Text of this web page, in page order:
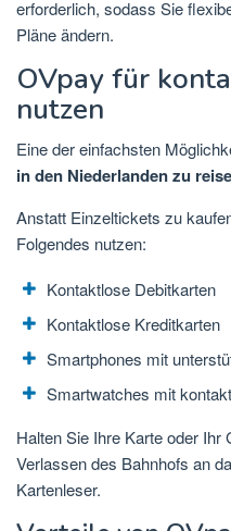
erforderlich, sodass Sie
Pläne ändern.
OVpay für
nutzen
Eine der einfachsten
in den Niederlanden zu
Anstatt Einzeltickets zu
Folgendes nutzen:
Kontaktlose Debitkarten
Kontaktlose Kreditkarten
Smartphones mit
Smartwatches mit
Halten Sie Ihre Karte oder Ihr
Verlassen des Bahnhofs an
Kartenleser.